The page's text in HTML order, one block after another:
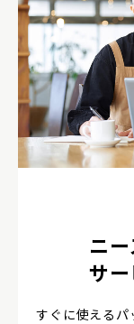
ニ
サ
すぐに使えるパ